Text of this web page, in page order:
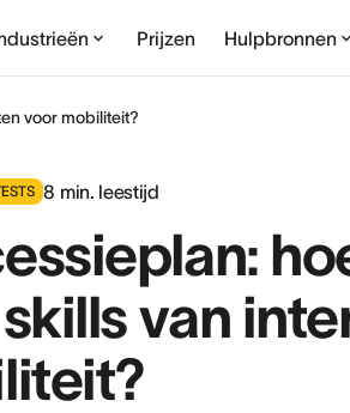
Prijzen Hulpbronnen
voor mobiliteit?
8 min. leestijd
van